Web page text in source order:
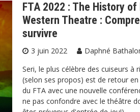
FTA 2022 : The History of
Western Theatre :
survivre
3 juin 2022
Daphné
Seri, le plus célèbre des cuiseurs à
(selon ses propos) est de retour
du FTA avec une nouvelle
ne pas confondre avec le théâtre